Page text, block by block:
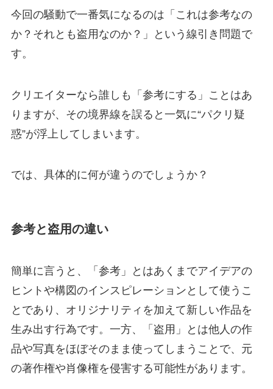
今回の騒動で一番気になるのは「これは参考なの
か？それとも盗用なのか？」という線引き問題で
す。
クリエイターなら誰しも「参考にする」ことはあ
りますが、その境界線を誤ると一気に“パクリ疑
惑”が浮上してしまいます。
では、具体的に何が違うのでしょうか？
参考と盗用の違い
簡単に言うと、「参考」とはあくまでアイデアの
ヒントや構図のインスピレーションとして使うこ
とであり、オリジナリティを加えて新しい作品を
生み出す行為です。一方、「盗用」とは他人の作
品や写真をほぼそのまま使ってしまうことで、元
の著作権や肖像権を侵害する可能性があります。